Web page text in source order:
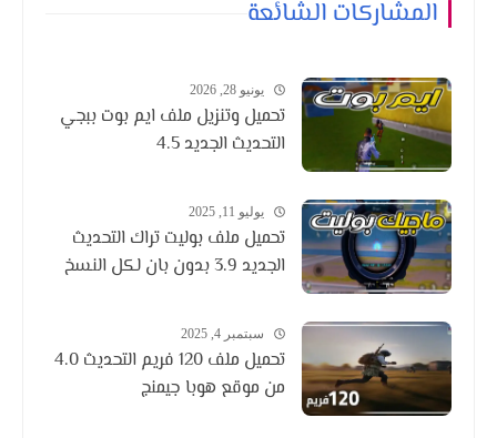
المشاركات الشائعة
يونيو 28, 2026
تحميل وتنزيل ملف ايم بوت ببجي
التحديث الجديد 4.5
يوليو 11, 2025
تحميل ملف بوليت تراك التحديث
الجديد 3.9 بدون بان لكل النسخ
سبتمبر 4, 2025
تحميل ملف 120 فريم التحديث 4.0
من موقع هوبا جيمنج